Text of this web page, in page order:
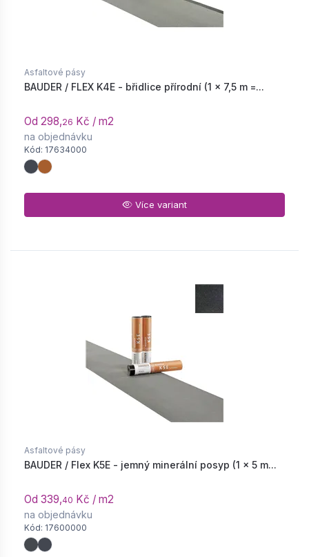
Asfaltové pásy
BAUDER / FLEX K4E - břidlice přírodní (1 × 7,5 m =...
Od 298,26 Kč / m2
na objednávku
Kód: 17634000
Více variant
Asfaltové pásy
BAUDER / Flex K5E - jemný minerální posyp (1 × 5 m...
Od 339,40 Kč / m2
na objednávku
Kód: 17600000